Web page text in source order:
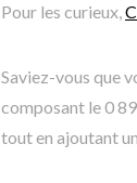
Pour les curieux,
Saviez-vous que
composant le 0
tout en ajoutant